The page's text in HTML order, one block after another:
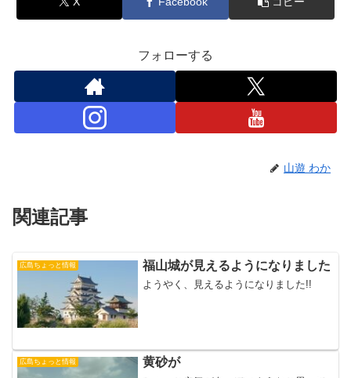
フォローする
山遊 わか
関連記事
広島ちょっと情報 福山城が見えるようになりました
ようやく、見えるようになりました!!
広島ちょっと情報 黄砂が